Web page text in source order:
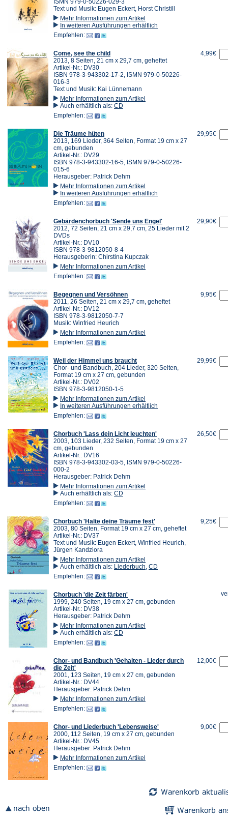
Text und Musik: Eugen Eckert, Horst Christill
Mehr Informationen zum Artikel
In weiteren Ausführungen erhältlich
Empfehlen:
Come, see the child
2013, 8 Seiten, 21 cm x 29,7 cm, geheftet
Artikel-Nr.: DV30
ISBN 978-3-943302-17-2, ISMN 979-0-50226-
016-3
Text und Musik: Kai Lünnemann
Mehr Informationen zum Artikel
Auch erhältlich als: CD
Empfehlen:
4,99€
Die Träume hüten
2013, 169 Lieder, 364 Seiten, Format 19 cm x 27
cm, gebunden
Artikel-Nr.: DV29
ISBN 978-3-943302-16-5, ISMN 979-0-50226-
015-6
Herausgeber: Patrick Dehm
Mehr Informationen zum Artikel
In weiteren Ausführungen erhältlich
Empfehlen:
29,95€
Gebärdenchorbuch 'Sende uns Engel'
2012, 72 Seiten, 21 cm x 29,7 cm, 25 Lieder mit 2
DVDs
Artikel-Nr.: DV10
ISBN 978-3-9812050-8-4
Herausgeberin: Chirstina Kupczak
Mehr Informationen zum Artikel
Empfehlen:
29,90€
Begegnen und Versöhnen
2011, 26 Seiten, 21 cm x 29,7 cm, geheftet
Artikel-Nr.: DV12
ISBN 978-3-9812050-7-7
Musik: Winfried Heurich
Mehr Informationen zum Artikel
Empfehlen:
9,95€
Weil der Himmel uns braucht
Chor- und Bandbuch, 204 Lieder, 320 Seiten,
Format 19 cm x 27 cm, gebunden
Artikel-Nr.: DV02
ISBN 978-3-9812050-1-5
Mehr Informationen zum Artikel
In weiteren Ausführungen erhältlich
Empfehlen:
29,99€
Chorbuch 'Lass dein Licht leuchten'
2003, 103 Lieder, 232 Seiten, Format 19 cm x 27
cm, gebunden
Artikel-Nr.: DV16
ISBN 978-3-943302-03-5, ISMN 979-0-50226-
000-2
Herausgeber: Patrick Dehm
Mehr Informationen zum Artikel
Auch erhältlich als: CD
Empfehlen:
26,50€
Chorbuch 'Halte deine Träume fest'
2003, 80 Seiten, Format 19 cm x 27 cm, geheftet
Artikel-Nr.: DV37
Text und Musik: Eugen Eckert, Winfried Heurich,
Jürgen Kandziora
Mehr Informationen zum Artikel
Auch erhältlich als: Liederbuch CD
Empfehlen:
9,25€
Chorbuch 'die Zeit färben'
1999, 240 Seiten, 19 cm x 27 cm, gebunden
Artikel-Nr.: DV38
Herausgeber: Patrick Dehm
Mehr Informationen zum Artikel
Auch erhältlich als: CD
Empfehlen:
Chor- und Bandbuch 'Gehalten - Lieder durch
die Zeit'
2001, 123 Seiten, 19 cm x 27 cm, gebunden
Artikel-Nr.: DV44
Herausgeber: Patrick Dehm
Mehr Informationen zum Artikel
Empfehlen:
12,00€
Chor- und Liederbuch 'Lebensweise'
2000, 112 Seiten, 19 cm x 27 cm, gebunden
Artikel-Nr.: DV45
Herausgeber: Patrick Dehm
Mehr Informationen zum Artikel
Empfehlen:
9,00€